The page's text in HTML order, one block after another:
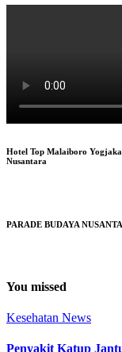
Hotel Top Malaiboro
Nusantara
PARADE BUDAYA
You missed
Kesehatan News
Penyakit Katup